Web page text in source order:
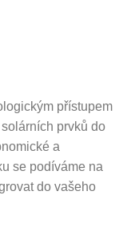
přístupem
prvků do
a
se podíváme na
do vašeho